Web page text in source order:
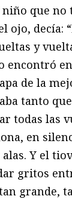
que no
ojo, decía:
y
encontró
de la
tanto
todas las
en
Y el
gritos
grande,